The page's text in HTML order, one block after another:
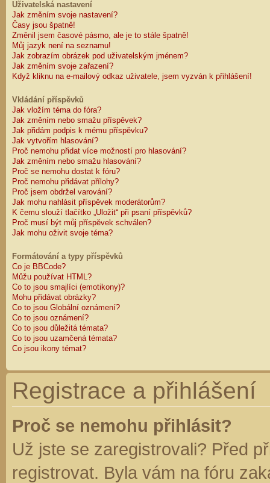
Uživatelská nastavení
Jak změním svoje nastavení?
Časy jsou špatně!
Změnil jsem časové pásmo, ale je to stále špatně!
Můj jazyk není na seznamu!
Jak zobrazím obrázek pod uživatelským jménem?
Jak změním svoje zařazení?
Když kliknu na e-mailový odkaz uživatele, jsem vyzván k přihlášení!
Vkládání příspěvků
Jak vložím téma do fóra?
Jak změním nebo smažu příspěvek?
Jak přidám podpis k mému příspěvku?
Jak vytvořím hlasování?
Proč nemohu přidat více možností pro hlasování?
Jak změním nebo smažu hlasování?
Proč se nemohu dostat k fóru?
Proč nemohu přidávat přílohy?
Proč jsem obdržel varování?
Jak mohu nahlásit příspěvek moderátorům?
K čemu slouží tlačítko „Uložit“ při psaní příspěvků?
Proč musí být můj příspěvek schválen?
Jak mohu oživit svoje téma?
Formátování a typy příspěvků
Co je BBCode?
Můžu používat HTML?
Co to jsou smajlíci (emotikony)?
Mohu přidávat obrázky?
Co to jsou Globální oznámení?
Co to jsou oznámení?
Co to jsou důležitá témata?
Co to jsou uzamčená témata?
Co jsou ikony témat?
Registrace a přihlášení
Proč se nemohu přihlásit?
Už jste se zaregistrovali? Před
registrovat. Byla vám na fóru